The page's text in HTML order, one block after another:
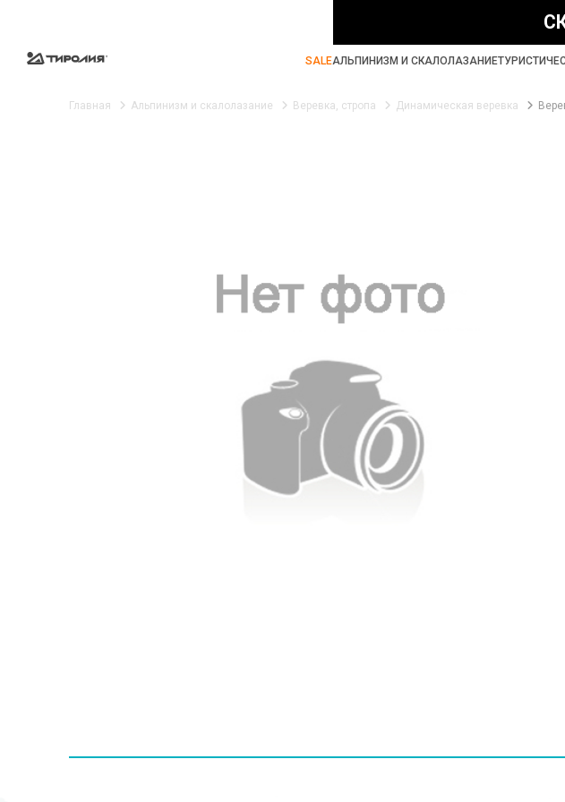
SALEАЛЬПИНИЗМ И СКАЛОЛАЗАНИЕ
Главная Альпинизм и скалолазание Веревка, стропа Динамическая веревка